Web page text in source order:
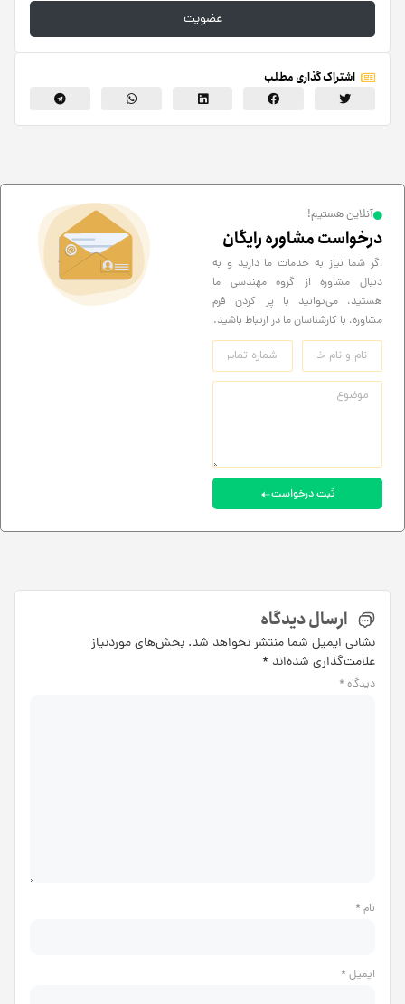
عضویت
اشتراک گذاری مطلب
آنلاین هستیم!
درخواست مشاوره رایگان
اگر شما نیاز به خدمات ما دارید و به
دنبال مشاوره از گروه مهندسی ما
هستید، می‌توانید با پر کردن فرم
مشاوره، با کارشناسان ما در ارتباط باشید.
ثبت درخواست
ارسال دیدگاه
نشانی ایمیل شما منتشر نخواهد شد. بخش‌های موردنیاز
علامت‌گذاری شده‌اند *
دیدگاه *
نام *
ایمیل *